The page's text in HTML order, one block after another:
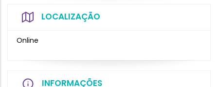
LOCALIZAÇÃO
Online
INFORMAÇÕES